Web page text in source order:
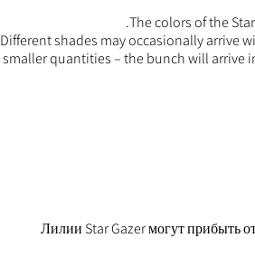
The colors of the
Different shades may occasionally arrive
smaller quantities – the bunch will arrive
Лилии Star Gazer могут прибыть